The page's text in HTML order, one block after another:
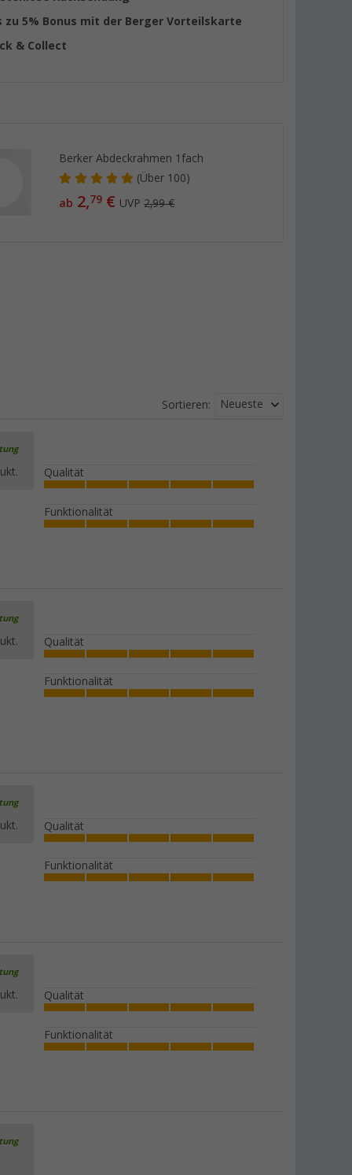
zu 5% Bonus mit der Berger Vorteilskarte
& Collect
Berker Abdeckrahmen 1fach
(Über 100)
ab 2,79 € UVP2,99 €
Sortieren: Neueste
Qualität
Funktionalität
Qualität
Funktionalität
Qualität
Funktionalität
Qualität
Funktionalität